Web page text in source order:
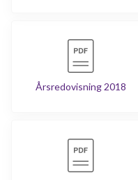
Årsredovisning 2018